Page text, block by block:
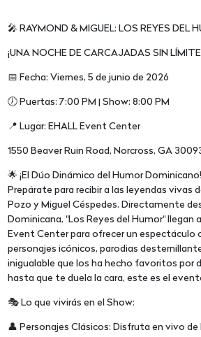
🎤 RAYMOND & MIGUEL: LOS REYES DEL
¡UNA NOCHE DE CARCAJADAS SIN
📅 Fecha: Viernes, 5 de junio de 2026
🕖 Puertas: 7:00 PM | Show: 8:00 PM
📍 Lugar: EHALL Event Center
1550 Beaver Ruin Road, Norcross, GA
🌟 ¡El Dúo Dinámico del Humor
Prepárate para recibir a las leyendas vivas
Pozo y Miguel Céspedes. Directamente
Dominicana, "Los Reyes del Humor" llegan
Event Center para ofrecer un espectáculo
personajes icónicos, parodias
inigualable que los ha hecho favoritos por
hasta que te duela la cara, este es el
🎭 Lo que vivirás en el Show:
👤 Personajes Clásicos: Disfruta en vivo de